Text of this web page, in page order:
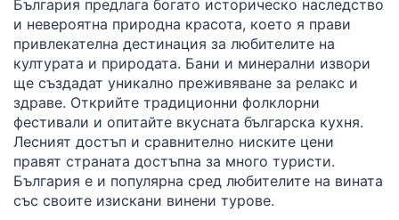
България предлага богато историческо наследство
и невероятна природна красота, което я прави
привлекателна дестинация за любителите на
културата и природата. Бани и минерални извори
ще създадат уникално преживяване за релакс и
здраве. Открийте традиционни фолклорни
фестивали и опитайте вкусната българска кухня.
Лесният достъп и сравнително ниските цени
правят страната достъпна за много туристи.
България е и популярна сред любителите на вината
със своите изискани винени турове.